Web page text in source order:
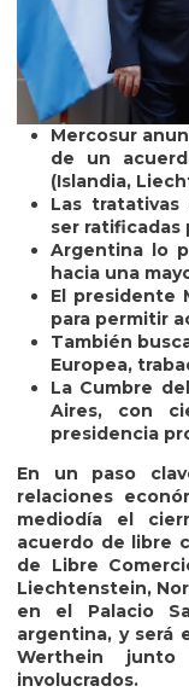
Mercosur
de un
(Islandia,
Las tratativas
ser ratificadas
Argentina lo
hacia una
El presidente
para permitir
También
Europea,
La Cumbre
Aires, con
presidencia
En un paso
relaciones
mediodía el
acuerdo de libre
de Libre
Liechtenstein,
en el Palacio
argentina, y será
Werthein
involucrados.